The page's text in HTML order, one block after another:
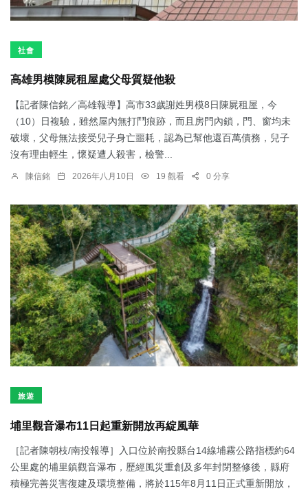
社會
高雄男模陳屍租屋處父母質疑他殺
【記者陳信銘／高雄報導】高市33歲謝姓男模8日陳屍租屋，今
（10）日複驗，雖然屋內無打鬥痕跡，而且房門內鎖，門、窗均未
破壞，父母無法接受兒子身亡噩耗，認為已幫他還百萬債務，兒子
沒有理由輕生，懷疑遭人殺害，檢警...
陳信銘 2026年八月10日 19 觀看 0 分享
旅遊
埔里觀音瀑布11日起重新開放再綻風華
［記者陳朝枝/南投報導］入口位於南投縣台14線埔霧公路指標約64
公里處的埔里鎮觀音瀑布，歷經風災重創及多年封閉整修後，縣府
積極完善災害復建及環境整備，將於115年8月11日正式重新開放，